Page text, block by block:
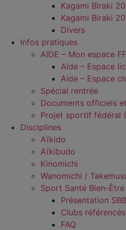
Kagami Biraki
Kagami Biraki
Divers
Infos pratiques
AIDE – Mon espace
Aide – Espace
Aide – Espace
Spécial rentrée
Documents officiels
Projet sportif fédéral
Disciplines
Aïkido
Aïkibudo
Kinomichi
Wanomichi /
Sport Santé Bien-Être
Présentation
Clubs référencés
FAQ